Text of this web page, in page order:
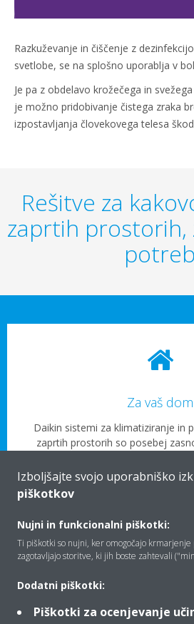
Razkuževanje in čiščenje z
svetlobe, se na splošno uporablja v
Je pa z obdelavo krožečega in
je možno pridobivanje čistega zraka
izpostavljanja človekovega telesa
Rešitve za
zaprtih prostorih,
potreb
Za vaš dom
Daikin sistemi za klimatiziranje in
zaprtih prostorih so posebej
zagotavljanje svežega zraka
Izboljšajte svojo uporabniško
piškotkov
Nujni in funkcionalni piškotki:
Ti piškotki so nujni, ker omogočajo
zagotavljajo storitve, ki jih boste zahtevali
Dodatni piškotki:
Piškotki za ocenjevanje